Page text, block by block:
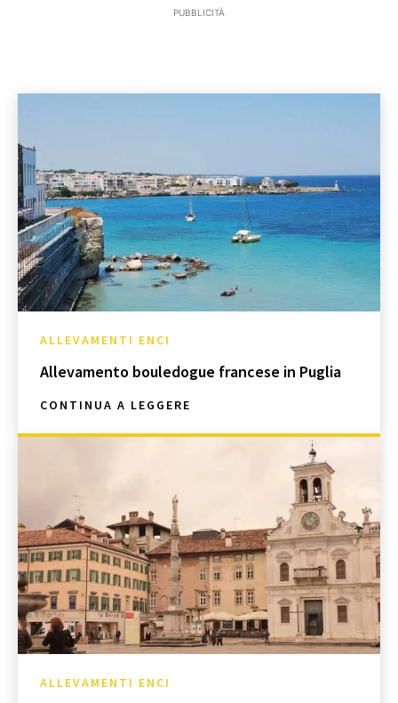
PUBBLICITÀ
ALLEVAMENTI ENCI
Allevamento bouledogue francese in Puglia
CONTINUA A LEGGERE
ALLEVAMENTI ENCI